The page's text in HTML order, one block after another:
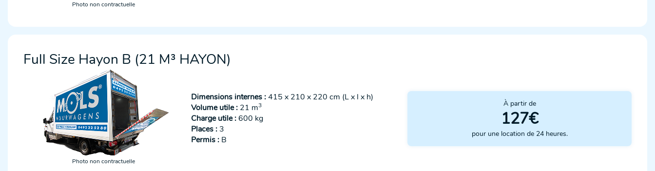
Photo non contractuelle
Full Size Hayon B (21 M³ HAYON)
Photo non contractuelle
Dimensions internes :415 x 210 x 220 cm (L x l x h)
Volume utile : 21 m3
Charge utile :600 kg
Places : 3
Permis : B
À partir de
127€
pour une location de 24 heures.